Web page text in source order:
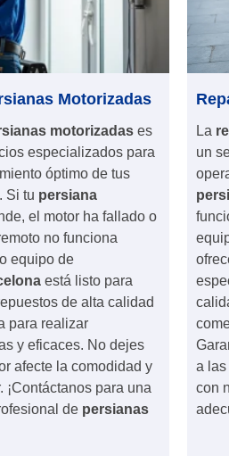
Motorizadas
motorizadas es
especializados para
óptimo de tus
Si tu persiana
el motor ha fallado o
no funciona
equipo de
está listo para
de alta calidad
para realizar
y eficaces. No dejes
afecte la comodidad y
¡Contáctanos para una
de persianas
La
un
a las
con